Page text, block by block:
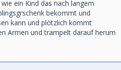
ein Kind das nach langem
bekommt und
kann und plötzlich kommt
Armen und trampelt darauf herum